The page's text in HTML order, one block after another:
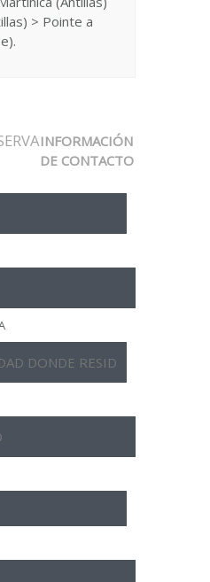
> Pointe a
INFORMACIÓN
DE CONTACTO